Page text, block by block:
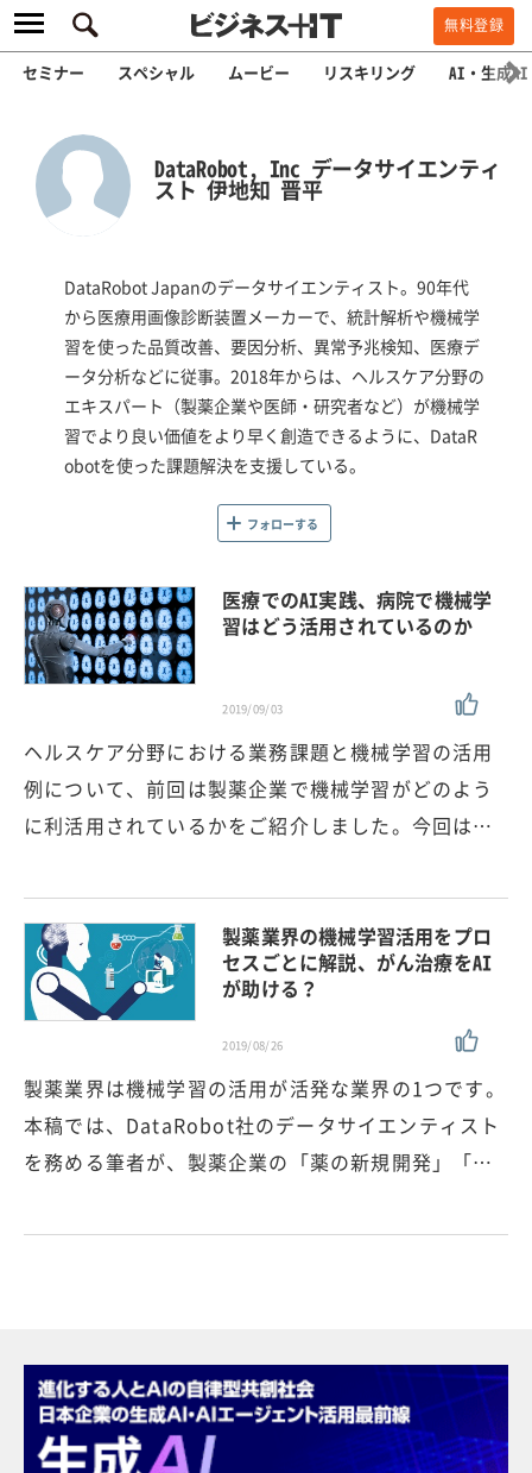
無料登録
セミナー スペシャル ムービー リスキリング AI・生成AI
DataRobot, Inc データサイエンティ
スト 伊地知 晋平
DataRobot Japanのデータサイエンティスト。90年代
から医療用画像診断装置メーカーで、統計解析や機械学
習を使った品質改善、要因分析、異常予兆検知、医療デ
ータ分析などに従事。2018年からは、ヘルスケア分野の
エキスパート（製薬企業や医師・研究者など）が機械学
習でより良い価値をより早く創造できるように、DataR
obotを使った課題解決を支援している。
フォローする
医療でのAI実践、病院で機械学
習はどう活用されているのか
2019/09/03
ヘルスケア分野における業務課題と機械学習の活用
例について、前回は製薬企業で機械学習がどのよう
に利活用されているかをご紹介しました。今回は…
製薬業界の機械学習活用をプロ
セスごとに解説、がん治療をAI
が助ける？
2019/08/26
製薬業界は機械学習の活用が活発な業界の1つです。
本稿では、DataRobot社のデータサイエンティスト
を務める筆者が、製薬企業の「薬の新規開発」「…